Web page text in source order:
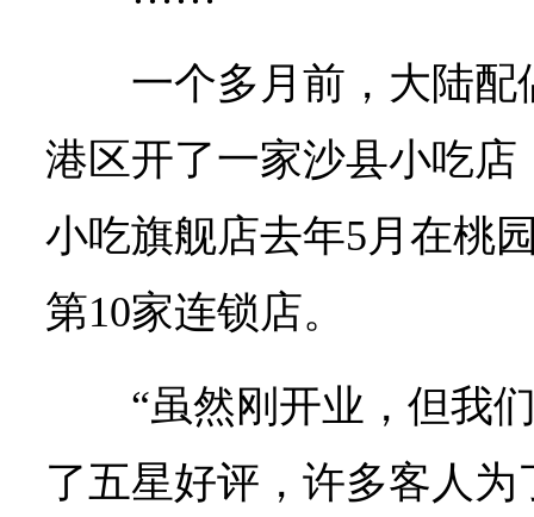
一个多月前，大陆
港区开了一家沙县小吃
小吃旗舰店去年5月在桃
第10家连锁店。
“虽然刚开业，但我
了五星好评，许多客人